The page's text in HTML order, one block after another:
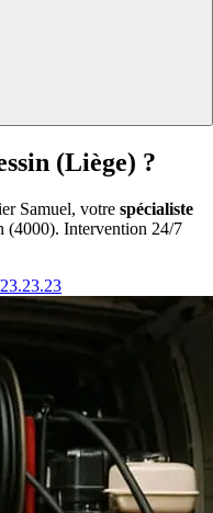
(Liège) ?
Samuel, votre spécialiste
(4000). Intervention 24/7